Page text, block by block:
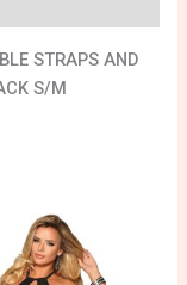
STRAPS AND
S/M